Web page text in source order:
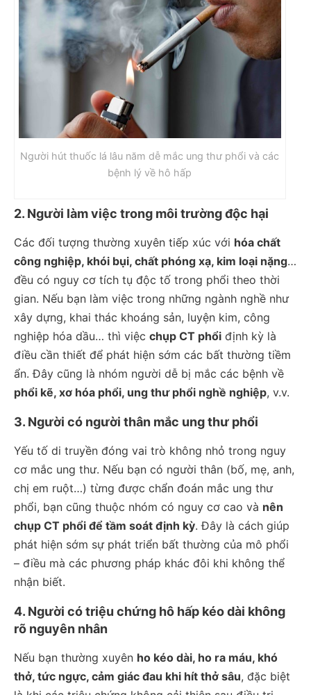
Người hút thuốc lá lâu năm dễ mắc ung thư phổi và các
bệnh lý về hô hấp
2. Người làm việc trong môi trường độc hại
Các đối tượng thường xuyên tiếp xúc với hóa chất
công nghiệp, khói bụi, chất phóng xạ, kim loại nặng…
đều có nguy cơ tích tụ độc tố trong phổi theo thời
gian. Nếu bạn làm việc trong những ngành nghề như
xây dựng, khai thác khoáng sản, luyện kim, công
nghiệp hóa dầu… thì việc chụp CT phổi định kỳ là
điều cần thiết để phát hiện sớm các bất thường tiềm
ẩn. Đây cũng là nhóm người dễ bị mắc các bệnh về
phổi kẽ, xơ hóa phổi, ung thư phổi nghề nghiệp, v.v.
3. Người có người thân mắc ung thư phổi
Yếu tố di truyền đóng vai trò không nhỏ trong nguy
cơ mắc ung thư. Nếu bạn có người thân (bố, mẹ, anh,
chị em ruột…) từng được chẩn đoán mắc ung thư
phổi, bạn cũng thuộc nhóm có nguy cơ cao và nên
chụp CT phổi để tầm soát định kỳ. Đây là cách giúp
phát hiện sớm sự phát triển bất thường của mô phổi
– điều mà các phương pháp khác đôi khi không thể
nhận biết.
4. Người có triệu chứng hô hấp kéo dài không
rõ nguyên nhân
Nếu bạn thường xuyên ho kéo dài, ho ra máu, khó
thở, tức ngực, cảm giác đau khi hít thở sâu, đặc biệt